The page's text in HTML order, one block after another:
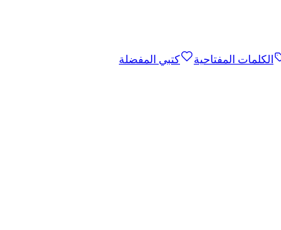
الكلمات المفتاحية
كتبي المفضلة